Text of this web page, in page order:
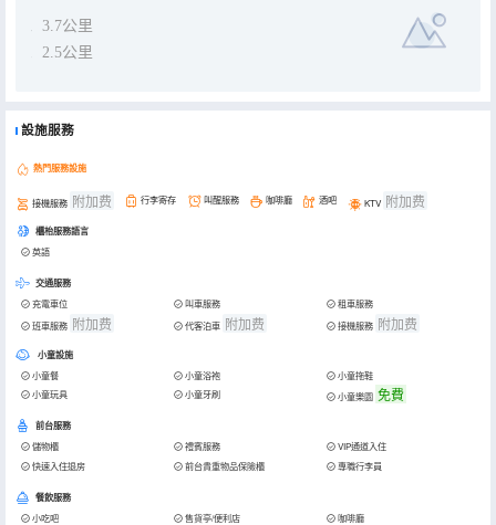
3.7公里
2.5公里
設施服務
熱門服務設施
接機服務 附加费 行李寄存 叫醒服務 咖啡廳 酒吧 KTV 附加费
櫃枱服務語言
英語
交通服務
充電車位 叫車服務
租車服務
班車服務 附加费 代客泊車 附加费 接機服務 附加费
小童設施
小童餐 小童浴袍
小童拖鞋
小童玩具
小童牙刷 小童樂園 免費
前台服務
儲物櫃 禮賓服務
VIP通道入住
快速入住退房
前台貴重物品保險櫃 專職行李員
餐飲服務
小吃吧 售貨亭/便利店
咖啡廳